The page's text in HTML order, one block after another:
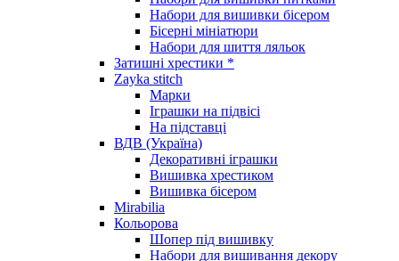
Набори для вишивки бісером
Бісерні мініатюри
Набори для шиття ляльок
Затишні хрестики *
Zayka stitch
Марки
Іграшки на підвісі
На підставці
ВДВ (Україна)
Декоративні іграшки
Вишивка хрестиком
Вишивка бісером
Mirabilia
Кольорова
Шопер під вишивку
Набори для вишивання декору